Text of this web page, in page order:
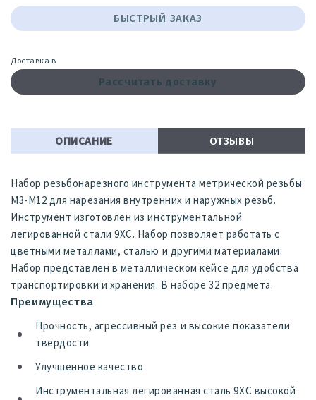
БЫСТРЫЙ ЗАКАЗ
Доставка в
Рассчитать доставку
ОПИСАНИЕ ОТЗЫВЫ
Набор резьбонарезного инструмента метрической резьбы
М3-М12 для нарезания внутренних и наружных резьб.
Инструмент изготовлен из инструментальной
легированной стали 9ХС. Набор позволяет работать с
цветными металлами, сталью и другими материалами.
Набор представлен в металлическом кейсе для удобства
транспортировки и хранения. В наборе 32 предмета.
Преимущества
Прочность, агрессивный рез и высокие показатели
твёрдости
Улучшенное качество
Инструментальная легированная сталь 9ХС высокой